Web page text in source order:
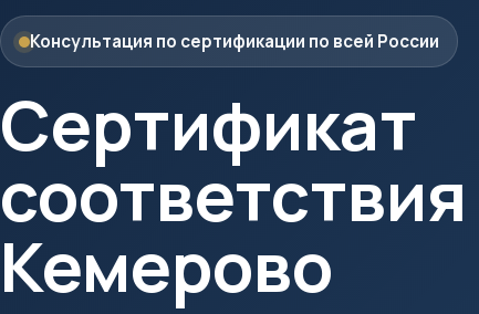
Консультация по сертификации по всей России
Сертификат
Кемерово